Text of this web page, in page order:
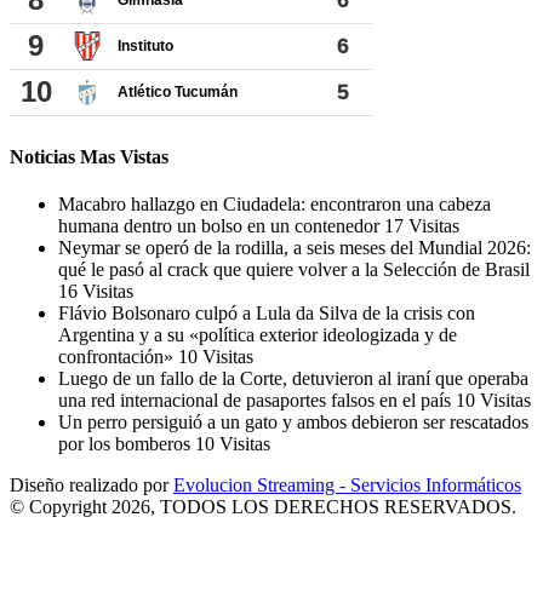
Noticias Mas Vistas
Macabro hallazgo en Ciudadela: encontraron una cabeza
humana dentro un bolso en un contenedor 17 Visitas
Neymar se operó de la rodilla, a seis meses del Mundial 2026:
qué le pasó al crack que quiere volver a la Selección de Brasil
16 Visitas
Flávio Bolsonaro culpó a Lula da Silva de la crisis con
Argentina y a su «política exterior ideologizada y de
confrontación» 10 Visitas
Luego de un fallo de la Corte, detuvieron al iraní que operaba
una red internacional de pasaportes falsos en el país 10 Visitas
Un perro persiguió a un gato y ambos debieron ser rescatados
por los bomberos 10 Visitas
Diseño realizado porEvolucion Streaming - Servicios Informáticos
© Copyright 2026, TODOS LOS DERECHOS RESERVADOS.